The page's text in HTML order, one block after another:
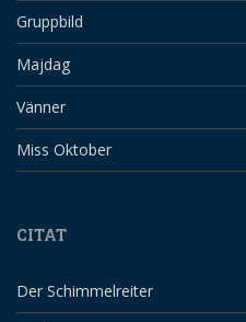
Gruppbild
Majdag
Vänner
Miss Oktober
CITAT
Der Schimmelreiter